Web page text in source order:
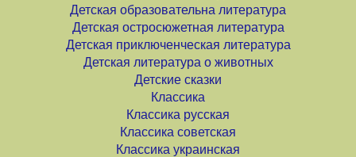
Детская образовательна литература
Детская остросюжетная литература
Детская приключенческая литература
Детская литература о животных
Детские сказки
Классика
Классика русская
Классика советская
Классика украинская